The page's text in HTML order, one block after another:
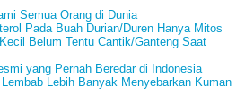
Semua Orang di Dunia
Pada Buah Durian/Duren Hanya Mitos
Belum Tentu Cantik/Ganteng Saat
yang Pernah Beredar di Indonesia
Lebih Banyak Menyebarkan Kuman